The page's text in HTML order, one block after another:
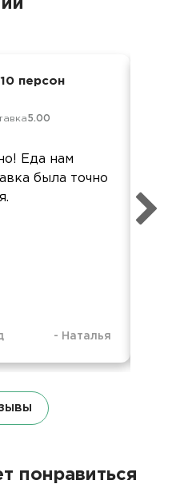
персон
5.00
Еда нам
была точно
- Наталья
понравиться